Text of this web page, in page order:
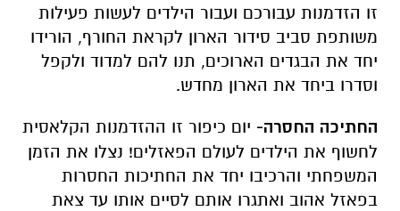
זו הזדמנות עבורכם ועבור הילדים לעשות פעילות
משותפת סביב סידור הארון לקראת החורף, הורידו
יחד את הבגדים הארוכים, תנו להם למדוד ולקפל
וסדרו ביחד את הארון מחדש.
החתיכה החסרה- יום כיפור זו ההזדמנות הקלאסית
לחשוף את הילדים לעולם הפאזלים! נצלו את הזמן
המשפחתי והרכיבו יחד את החתיכות החסרות
בפאזל אהוב ואתגרו אותם לסיים אותו עד צאת